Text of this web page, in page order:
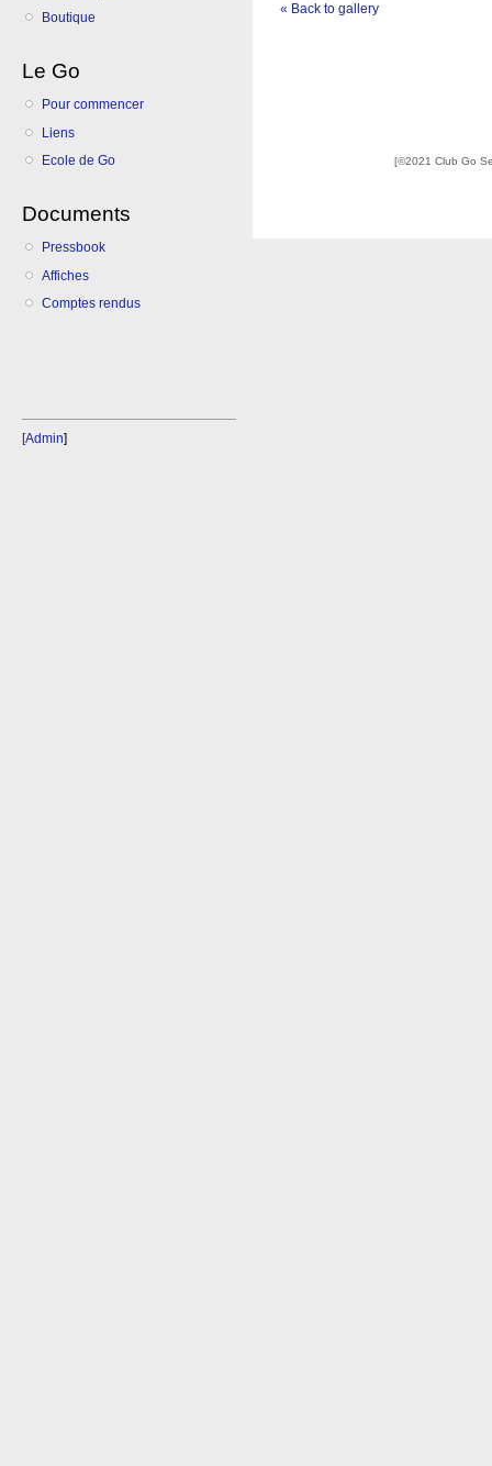
Boutique
Le Go
Pour commencer
Liens
Ecole de Go
Documents
Pressbook
Affiches
Comptes rendus
[Admin]
« Back to gallery
[©2021 Club Go